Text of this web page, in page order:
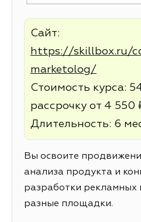
Сайт:
https://skillbox.ru/
marketolog/
Стоимость курса:
рассрочку от 4 550
Длительность: 6
Вы освоите
анализа продукта и
разработки рекламных
разные площадки.